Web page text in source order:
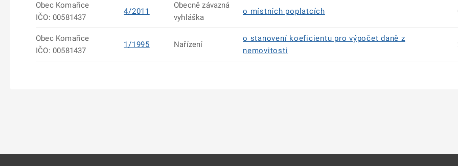
Obec Komařice
IČO: 00581437
4/2011
Obecně závazná
vyhláška
o místních poplatcích
Obec Komařice
IČO: 00581437
1/1995 Nařízení
o stanovení koeficientu pro výpočet daně z
nemovitosti